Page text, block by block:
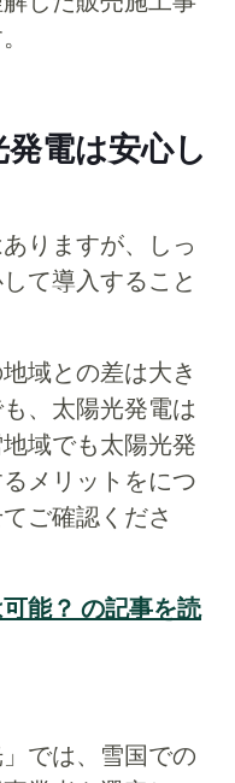
電は安心し
りますが、しっ
て導入すること
域との差は大き
、太陽光発電は
域でも太陽光発
メリットをにつ
ご確認くださ
能？ の記事を読
では、雪国での